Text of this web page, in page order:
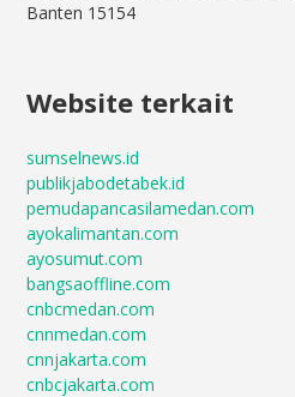
Banten 15154
Website terkait
sumselnews.id
publikjabodetabek.id
pemudapancasilamedan.com
ayokalimantan.com
ayosumut.com
bangsaoffline.com
cnbcmedan.com
cnnmedan.com
cnnjakarta.com
cnbcjakarta.com